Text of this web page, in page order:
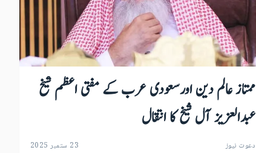
ممتاز عالم دین اورسعودی عرب کے مفتی اعظم شیخ
عبدالعزیز آل شیخ کا انتقال
دعوت نیوز 23 ستمبر 2025